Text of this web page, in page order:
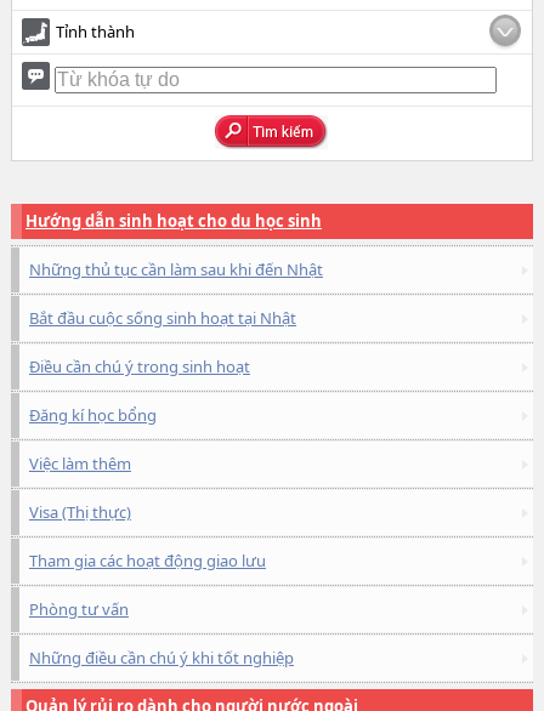
Tỉnh thành
Hướng dẫn sinh hoạt cho du học sinh
Những thủ tục cần làm sau khi đến Nhật
Bắt đầu cuộc sống sinh hoạt tại Nhật
Điều cần chú ý trong sinh hoạt
Đăng kí học bổng
Việc làm thêm
Visa (Thị thực)
Tham gia các hoạt động giao lưu
Phòng tư vấn
Những điều cần chú ý khi tốt nghiệp
Quản lý rủi ro dành cho người nước ngoài